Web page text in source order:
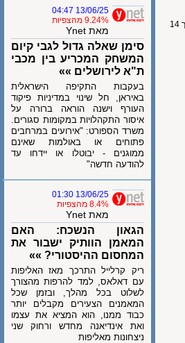
13/06/25 04:47
9.24% מהצפיות
מאת Ynet
סימן שאלה גדול לגבי קיום
המשחק המכריע בין מכבי
ת"א לירושלים »»
בעקבות התקיפה הישראלית
באיראן, חל שינוי במדיניות פיקוד
העורף וישנה הוראה ברורה על
איסור התקהלויות במקומות סגורים.
משרד הספורט: "אירועים במרחבים
פתוחים או באולמות שאינם
ממוגנים - יבוטלו או יידחו עד
להודעה חדשה"
13/06/25 01:30
8.4% מהצפיות
מאת Ynet
הגאון הנשכח: האם
המאמן הוותיק ישבור את
המחסום ההיסטורי? »»
ריק קרלייל התרכך מאז האליפות
עם דאלאס, למד להרפות מהצורך
לשלוט בכל מהלך, ובזמן שכל
המאמנים הצעירים מקבלים יותר
כבוד ממנו, הוא המציא את עצמו
ואת אינדיאנה מחדש ורחוק שני
ניצחונות מאליפות